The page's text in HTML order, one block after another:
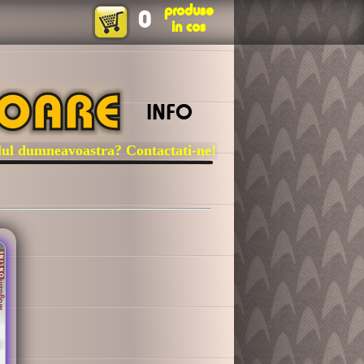
0
produse
in cos
INFO
Contactati-ne!